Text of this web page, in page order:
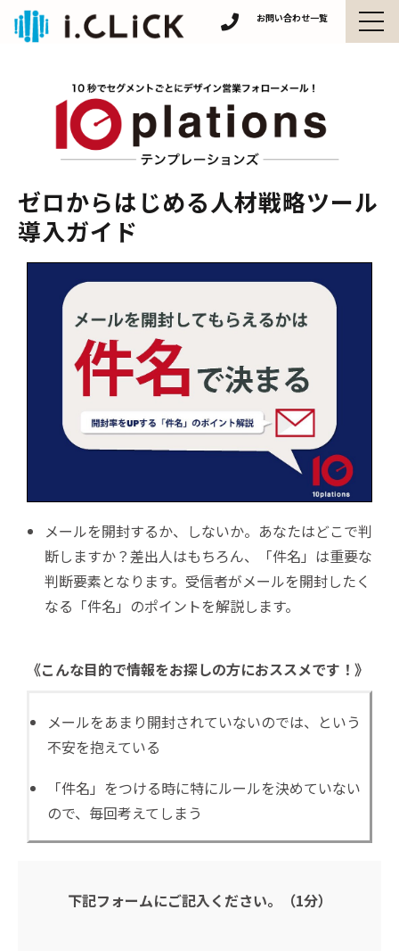
お問い合わせ一覧
Mayk-Mayt
Ultra-Motion
ForCus
むびアド+
ゼロからはじめる人材戦略ツール
導入ガイド
メールを開封するか、しないか。あなたはどこで判
断しますか？差出人はもちろん、「件名」は重要な
判断要素となります。受信者がメールを開封したく
なる「件名」のポイントを解説します。
《こんな目的で情報をお探しの方におススメです！》
メールをあまり開封されていないのでは、という
不安を抱えている
「件名」をつける時に特にルールを決めていない
ので、毎回考えてしまう
下記フォームにご記入ください。（1分）